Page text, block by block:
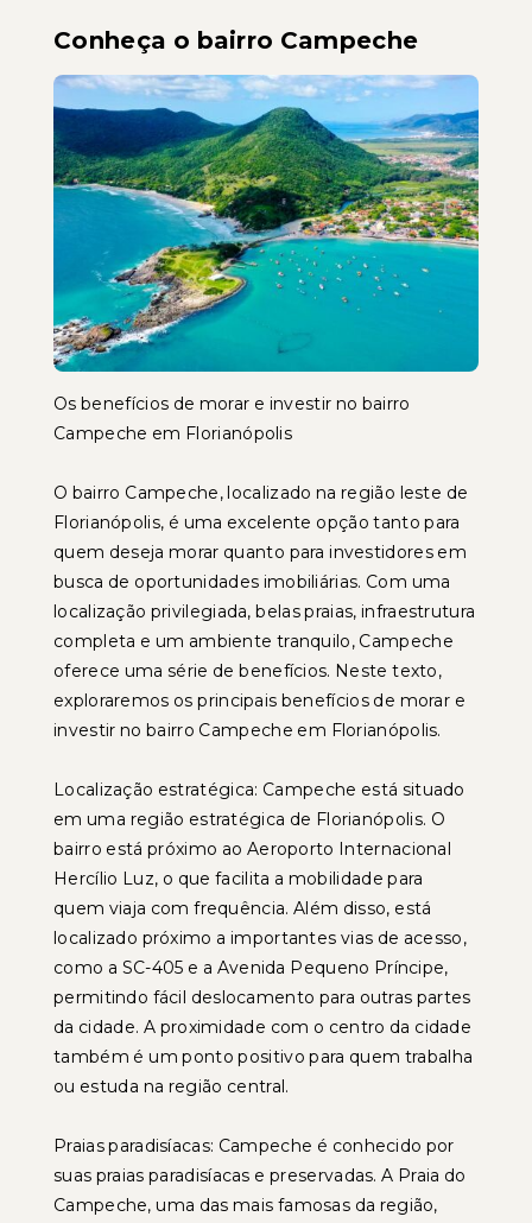
Conheça o bairro Campeche
Os benefícios de morar e investir no bairro
Campeche em Florianópolis
O bairro Campeche, localizado na região leste de
Florianópolis, é uma excelente opção tanto para
quem deseja morar quanto para investidores em
busca de oportunidades imobiliárias. Com uma
localização privilegiada, belas praias, infraestrutura
completa e um ambiente tranquilo, Campeche
oferece uma série de benefícios. Neste texto,
exploraremos os principais benefícios de morar e
investir no bairro Campeche em Florianópolis.
Localização estratégica: Campeche está situado
em uma região estratégica de Florianópolis. O
bairro está próximo ao Aeroporto Internacional
Hercílio Luz, o que facilita a mobilidade para
quem viaja com frequência. Além disso, está
localizado próximo a importantes vias de acesso,
como a SC-405 e a Avenida Pequeno Príncipe,
permitindo fácil deslocamento para outras partes
da cidade. A proximidade com o centro da cidade
também é um ponto positivo para quem trabalha
ou estuda na região central.
Praias paradisíacas: Campeche é conhecido por
suas praias paradisíacas e preservadas. A Praia do
Campeche, uma das mais famosas da região,